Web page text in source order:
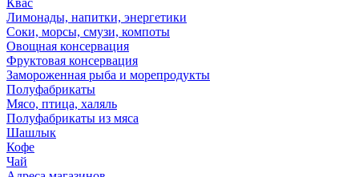
Квас
Лимонады, напитки, энергетики
Соки, морсы, смузи, компоты
Овощная консервация
Фруктовая консервация
Замороженная рыба и морепродукты
Полуфабрикаты
Мясо, птица, халяль
Полуфабрикаты из мяса
Шашлык
Кофе
Чай